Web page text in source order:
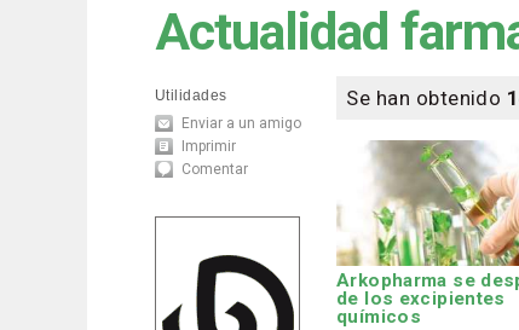
Actualidad
Utilidades
Enviar a un amigo
Imprimir
Comentar
Se han obtenido
Arkopharma se
de los excipientes
químicos